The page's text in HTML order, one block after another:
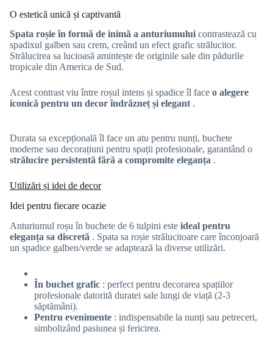
O estetică unică și captivantă
Spata roșie în formă de inimă a anturiumului contrastează cu
spadixul galben sau crem, creând un efect grafic strălucitor.
Strălucirea sa lucioasă amintește de originile sale din pădurile
tropicale din America de Sud.
Acest contrast viu între roșul intens și spadice îl face o alegere
iconică pentru un decor îndrăzneț și elegant .
Durata sa excepțională îl face un atu pentru nunți, buchete
moderne sau decorațiuni pentru spații profesionale, garantând o
strălucire persistentă fără a compromite eleganța .
Utilizări și idei de decor
Idei pentru fiecare ocazie
Anturiumul roșu în buchete de 6 tulpini este ideal pentru
eleganța sa discretă . Spata sa roșie strălucitoare care înconjoară
un spadice galben/verde se adaptează la diverse utilizări.
În buchet grafic : perfect pentru decorarea spațiilor
profesionale datorită duratei sale lungi de viață (2-3
săptămâni).
Pentru evenimente : indispensabile la nunți sau petreceri,
simbolizând pasiunea și fericirea.